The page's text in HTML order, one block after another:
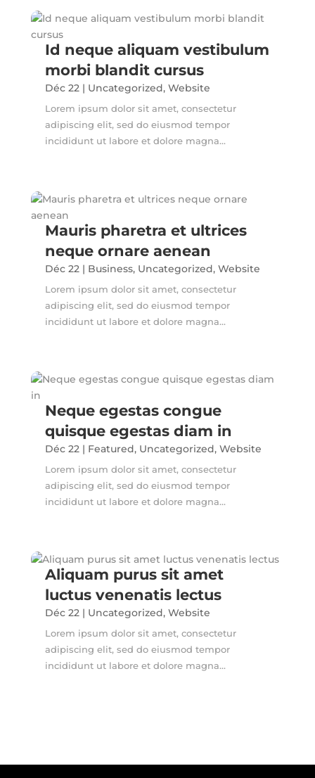
Id neque aliquam vestibulum
morbi blandit cursus
Déc 22| Uncategorized, Website
Lorem ipsum dolor sit amet, consectetur
adipiscing elit, sed do eiusmod tempor
incididunt ut labore et dolore magna...
Mauris pharetra et ultrices
neque ornare aenean
Déc 22 | Business, Uncategorized, Website
Lorem ipsum dolor sit amet, consectetur
adipiscing elit, sed do eiusmod tempor
incididunt ut labore et dolore magna...
Neque egestas congue
quisque egestas diam in
Déc 22| Featured, Uncategorized, Website
Lorem ipsum dolor sit amet, consectetur
adipiscing elit, sed do eiusmod tempor
incididunt ut labore et dolore magna...
Aliquam purus sit amet
luctus venenatis lectus
Déc 22| Uncategorized, Website
Lorem ipsum dolor sit amet, consectetur
adipiscing elit, sed do eiusmod tempor
incididunt ut labore et dolore magna...